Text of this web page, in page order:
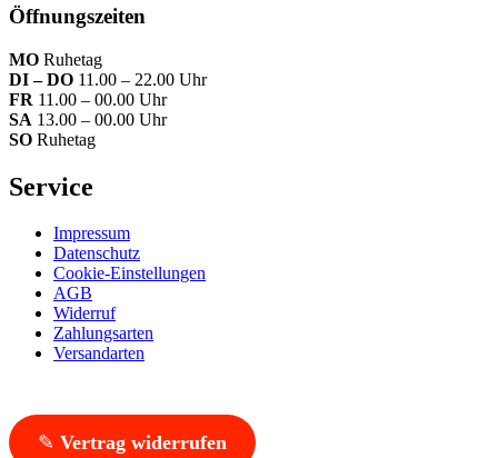
Öffnungszeiten
MO Ruhetag
DI – DO 11.00 – 22.00 Uhr
FR 11.00 – 00.00 Uhr
SA 13.00 – 00.00 Uhr
SO Ruhetag
Service
Impressum
Datenschutz
Cookie-Einstellungen
AGB
Widerruf
Zahlungsarten
Versandarten
✎ Vertrag widerrufen